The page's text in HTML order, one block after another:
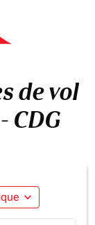
de vol
CDG
expand_more